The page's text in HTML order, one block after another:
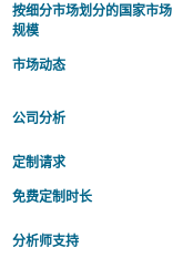
按细分市场划分的国家市场
规模
市场动态
公司分析
定制请求
免费定制时长
分析师支持